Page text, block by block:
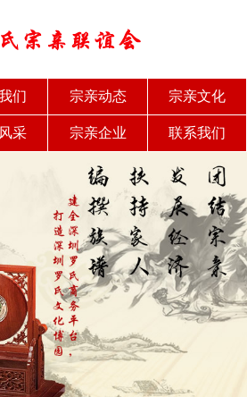
们 宗亲动态 宗亲文化
采 宗亲企业 联系我们